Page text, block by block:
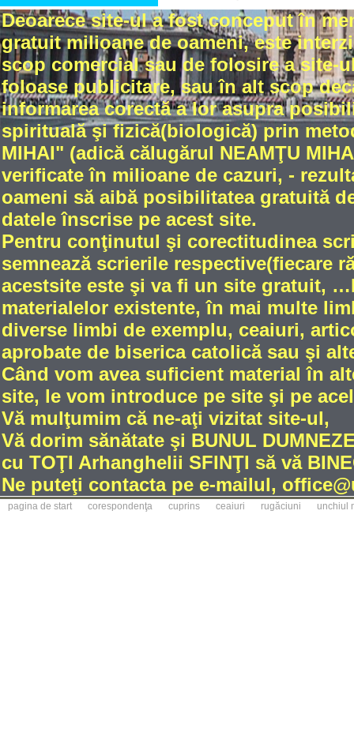
Deoarece site-ul a fost conceput în
gratuit milioane de oameni, este
scop comercial sau de folosire a site-
foloase publicitare, sau în alt scop
informarea corectă a lor asupra
spirituală şi fizică(biologică) prin
MIHAI" (adică călugărul NEAMŢU
verificate în milioane de cazuri, -
oameni să aibă posibilitatea gratuită
datele înscrise pe acest site.
Pentru conţinutul şi corectitudinea
semnează scrierile respective(fiecare
acestsite este şi va fi un site gratuit,
materialelor existente, în mai multe
diverse limbi de exemplu, ceaiuri,
aprobate de biserica catolică sau şi
Când vom avea suficient material în
site, le vom introduce pe site şi pe
Vă mulţumim că ne-aţi vizitat site-ul,
Vă dorim sănătate şi BUNUL
cu TOŢI Arhanghelii SFINŢI să vă
Ne puteţi contacta pe e-mailul,
pagina de start corespondenţa cuprins ceaiuri rugăciuni unchiul